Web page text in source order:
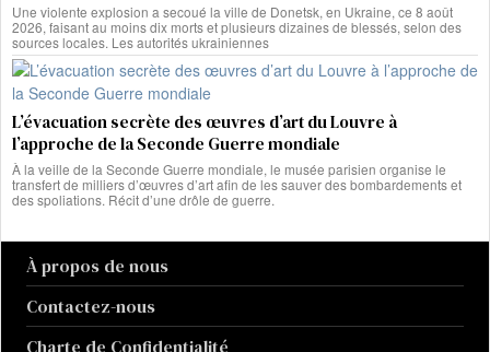
Une violente explosion a secoué la ville de Donetsk, en Ukraine, ce 8 août
2026, faisant au moins dix morts et plusieurs dizaines de blessés, selon des
sources locales. Les autorités ukrainiennes
L’évacuation secrète des œuvres d’art du Louvre à
l’approche de la Seconde Guerre mondiale
À la veille de la Seconde Guerre mondiale, le musée parisien organise le
transfert de milliers d’œuvres d’art afin de les sauver des bombardements et
des spoliations. Récit d’une drôle de guerre.
À propos de nous
Contactez-nous
Charte de Confidentialité